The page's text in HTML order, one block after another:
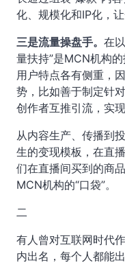
化、规模化和IP化，
三是流量操盘手。 在
量扶持”是MCN机构
用户特点各有侧重，
势，比如善于制定针
创作者互推引流，实现
从内容生产、传播到
生的变现模板，在直
们在直播间买到的商
MCN机构的“口袋”。
二
有人曾对互联网时代
内出名，每个人都能